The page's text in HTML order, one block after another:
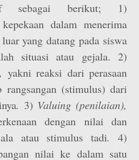
sebagai berikut; 1)
dalam menerima
yang datang pada siswa
situasi atau gejala. 2)
yakni reaksi dari perasaan
rangsangan (stimulus) dari
. 3) Valuing (penilaian),
dengan nilai dan
atau stimulus tadi. 4)
nilai ke dalam satu